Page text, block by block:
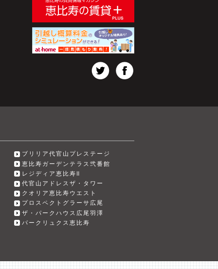
ブリリア代官山プレステージ
恵比寿ガーデンテラス弐番館
レジディア恵比寿Ⅱ
代官山アドレスザ・タワー
クオリア恵比寿ウエスト
プロスペクトグラーサ広尾
ザ・パークハウス広尾羽澤
パークリュクス恵比寿